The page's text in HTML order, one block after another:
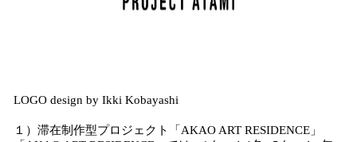
LOGO design by Ikki Kobayashi
１）滞在制作型プロジェクト「AKAO ART RESIDENCE」